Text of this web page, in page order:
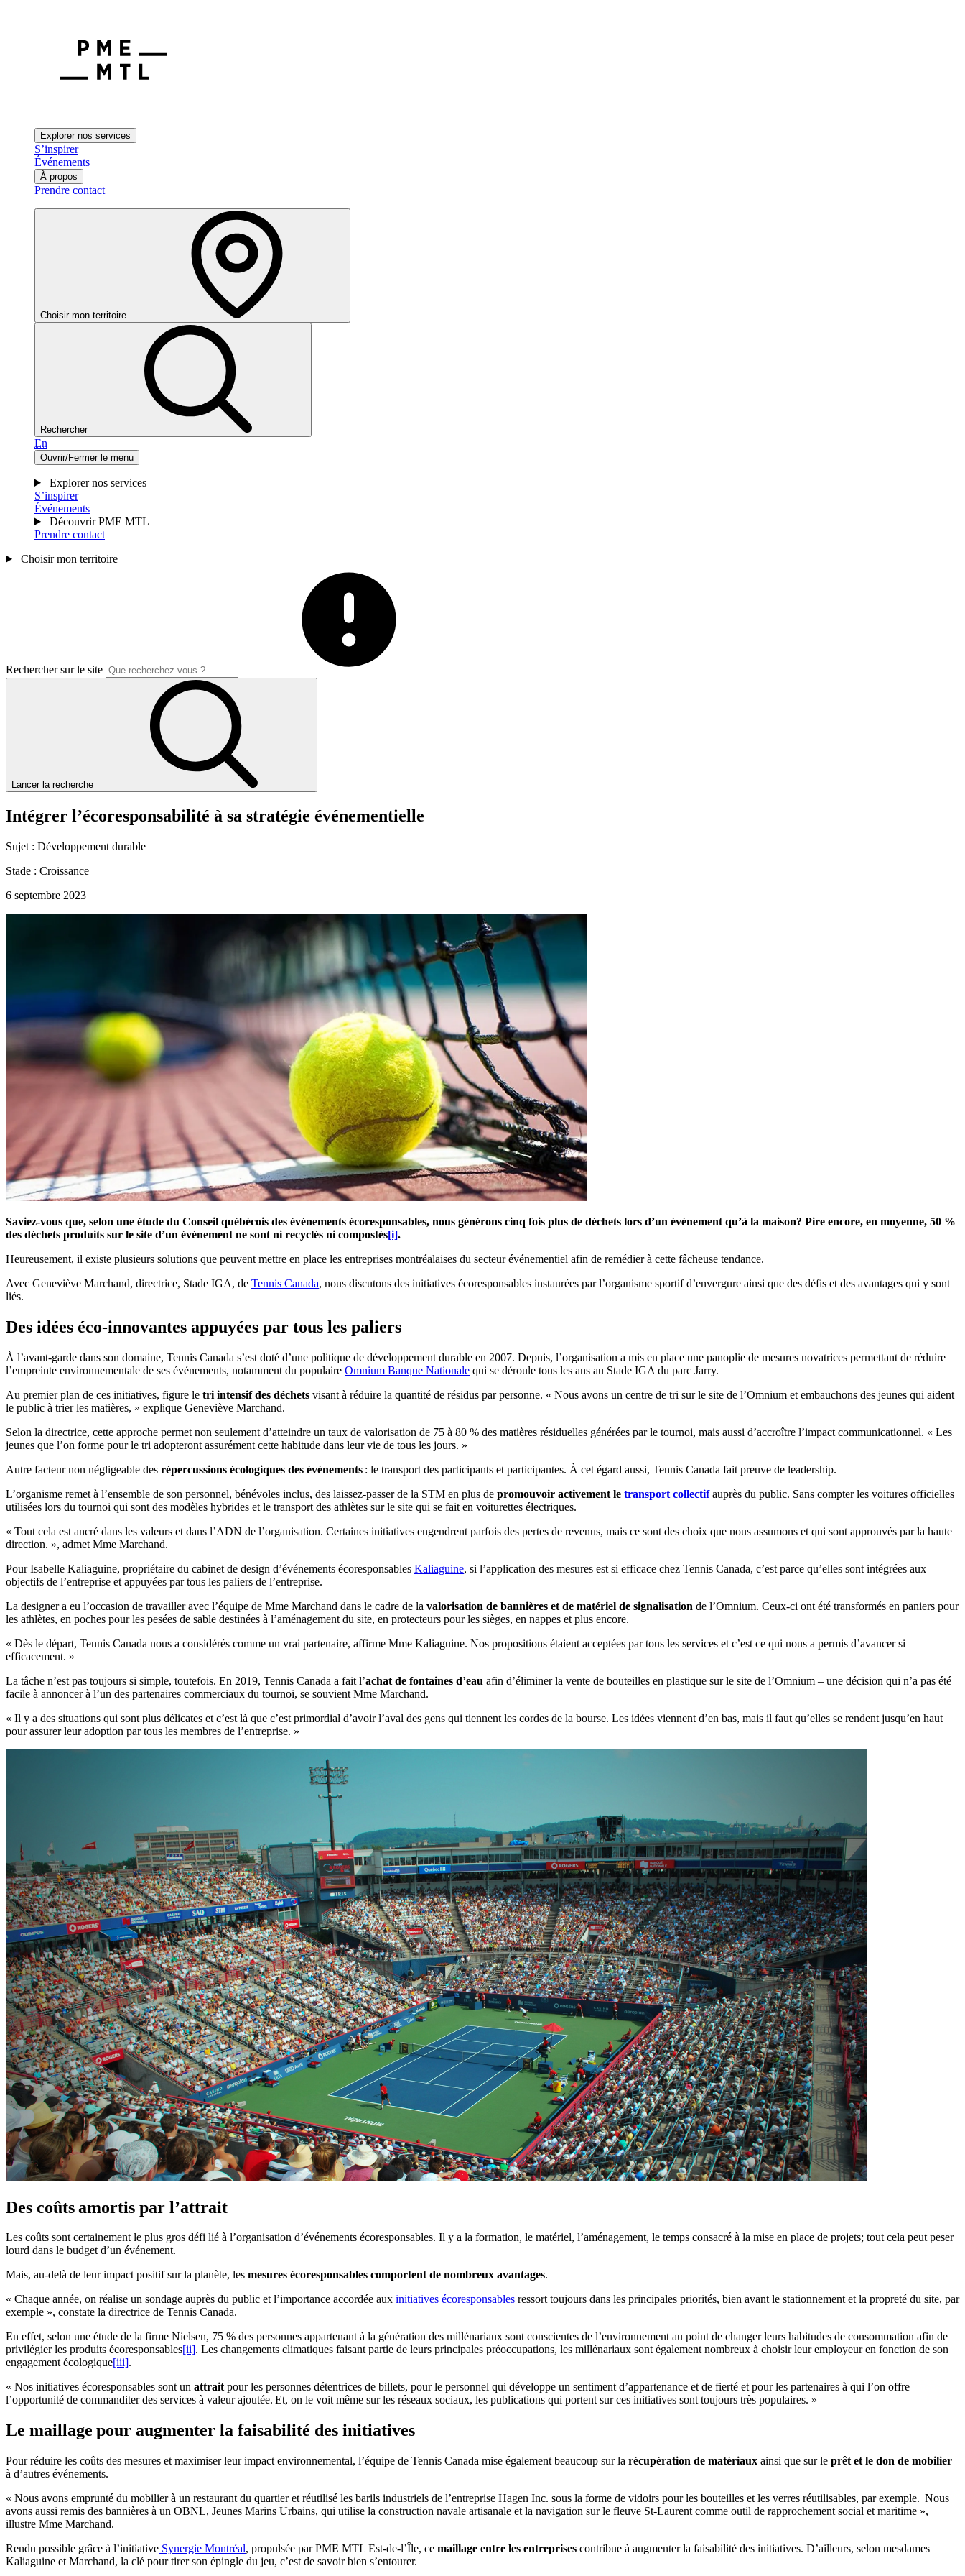
Explorer nos services
S’inspirer
Événements
À propos
Prendre contact
Choisir mon territoire
Rechercher
En
Ouvrir/Fermer le menu
Explorer nos services
S’inspirer
Événements
Découvrir PME MTL
Prendre contact
Choisir mon territoire
Rechercher sur le site
Lancer la recherche
Intégrer l’écoresponsabilité à sa stratégie événementielle
Sujet : Développement durable
Stade : Croissance
6 septembre 2023
Saviez-vous que, selon une étude du Conseil québécois des événements écoresponsables, nous générons cinq fois plus de déchets lors d’un événement qu’à la maison? Pire encore, en moyenne, 50 %
des déchets produits sur le site d’un événement ne sont ni recyclés ni compostés[i].
Heureusement, il existe plusieurs solutions que peuvent mettre en place les entreprises montréalaises du secteur événementiel afin de remédier à cette fâcheuse tendance.
Avec Geneviève Marchand, directrice, Stade IGA, de Tennis Canada, nous discutons des initiatives écoresponsables instaurées par l’organisme sportif d’envergure ainsi que des défis et des avantages qui y sont
liés.
Des idées éco-innovantes appuyées par tous les paliers
À l’avant-garde dans son domaine, Tennis Canada s’est doté d’une politique de développement durable en 2007. Depuis, l’organisation a mis en place une panoplie de mesures novatrices permettant de réduire
l’empreinte environnementale de ses événements, notamment du populaire Omnium Banque Nationale qui se déroule tous les ans au Stade IGA du parc Jarry.
Au premier plan de ces initiatives, figure le tri intensif des déchets visant à réduire la quantité de résidus par personne. « Nous avons un centre de tri sur le site de l’Omnium et embauchons des jeunes qui aident
le public à trier les matières, » explique Geneviève Marchand.
Selon la directrice, cette approche permet non seulement d’atteindre un taux de valorisation de 75 à 80 % des matières résiduelles générées par le tournoi, mais aussi d’accroître l’impact communicationnel. « Les
jeunes que l’on forme pour le tri adopteront assurément cette habitude dans leur vie de tous les jours. »
Autre facteur non négligeable des répercussions écologiques des événements : le transport des participants et participantes. À cet égard aussi, Tennis Canada fait preuve de leadership.
L’organisme remet à l’ensemble de son personnel, bénévoles inclus, des laissez-passer de la STM en plus de promouvoir activement le transport collectifauprès du public. Sans compter les voitures officielles
utilisées lors du tournoi qui sont des modèles hybrides et le transport des athlètes sur le site qui se fait en voiturettes électriques.
« Tout cela est ancré dans les valeurs et dans l’ADN de l’organisation. Certaines initiatives engendrent parfois des pertes de revenus, mais ce sont des choix que nous assumons et qui sont approuvés par la haute
direction. », admet Mme Marchand.
Pour Isabelle Kaliaguine, propriétaire du cabinet de design d’événements écoresponsables Kaliaguine, si l’application des mesures est si efficace chez Tennis Canada, c’est parce qu’elles sont intégrées aux
objectifs de l’entreprise et appuyées par tous les paliers de l’entreprise.
La designer a eu l’occasion de travailler avec l’équipe de Mme Marchand dans le cadre de la valorisation de bannières et de matériel de signalisation de l’Omnium. Ceux-ci ont été transformés en paniers pour
les athlètes, en poches pour les pesées de sable destinées à l’aménagement du site, en protecteurs pour les sièges, en nappes et plus encore.
« Dès le départ, Tennis Canada nous a considérés comme un vrai partenaire, affirme Mme Kaliaguine. Nos propositions étaient acceptées par tous les services et c’est ce qui nous a permis d’avancer si
efficacement. »
La tâche n’est pas toujours si simple, toutefois. En 2019, Tennis Canada a fait l’achat de fontaines d’eau afin d’éliminer la vente de bouteilles en plastique sur le site de l’Omnium – une décision qui n’a pas été
facile à annoncer à l’un des partenaires commerciaux du tournoi, se souvient Mme Marchand.
« Il y a des situations qui sont plus délicates et c’est là que c’est primordial d’avoir l’aval des gens qui tiennent les cordes de la bourse. Les idées viennent d’en bas, mais il faut qu’elles se rendent jusqu’en haut
pour assurer leur adoption par tous les membres de l’entreprise. »
Des coûts amortis par l’attrait
Les coûts sont certainement le plus gros défi lié à l’organisation d’événements écoresponsables. Il y a la formation, le matériel, l’aménagement, le temps consacré à la mise en place de projets; tout cela peut peser
lourd dans le budget d’un événement.
Mais, au-delà de leur impact positif sur la planète, les mesures écoresponsables comportent de nombreux avantages.
« Chaque année, on réalise un sondage auprès du public et l’importance accordée aux initiatives écoresponsables ressort toujours dans les principales priorités, bien avant le stationnement et la propreté du site, par
exemple », constate la directrice de Tennis Canada.
En effet, selon une étude de la firme Nielsen, 75 % des personnes appartenant à la génération des millénariaux sont conscientes de l’environnement au point de changer leurs habitudes de consommation afin de
privilégier les produits écoresponsables[ii]. Les changements climatiques faisant partie de leurs principales préoccupations, les millénariaux sont également nombreux à choisir leur employeur en fonction de son
engagement écologique[iii].
« Nos initiatives écoresponsables sont un attraitpour les personnes détentrices de billets, pour le personnel qui développe un sentiment d’appartenance et de fierté et pour les partenaires à qui l’on offre
l’opportunité de commanditer des services à valeur ajoutée. Et, on le voit même sur les réseaux sociaux, les publications qui portent sur ces initiatives sont toujours très populaires. »
Le maillage pour augmenter la faisabilité des initiatives
Pour réduire les coûts des mesures et maximiser leur impact environnemental, l’équipe de Tennis Canada mise également beaucoup sur la récupération de matériaux ainsi que sur le prêt et le don de mobilier
à d’autres événements.
« Nous avons emprunté du mobilier à un restaurant du quartier et réutilisé les barils industriels de l’entreprise Hagen Inc. sous la forme de vidoirs pour les bouteilles et les verres réutilisables, par exemple. Nous
avons aussi remis des bannières à un OBNL, Jeunes Marins Urbains, qui utilise la construction navale artisanale et la navigation sur le fleuve St-Laurent comme outil de rapprochement social et maritime »,
illustre Mme Marchand.
Rendu possible grâce à l’initiative Synergie Montréal, propulsée par PME MTL Est-de-l’Île, ce maillage entre les entreprises contribue à augmenter la faisabilité des initiatives. D’ailleurs, selon mesdames
Kaliaguine et Marchand, la clé pour tirer son épingle du jeu, c’est de savoir bien s’entourer.